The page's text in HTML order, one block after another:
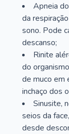
Apneia
da
sono. Pode
descanso;
Rinite
do
de muco em
inchaço dos
Sinusite,
seios da
desde